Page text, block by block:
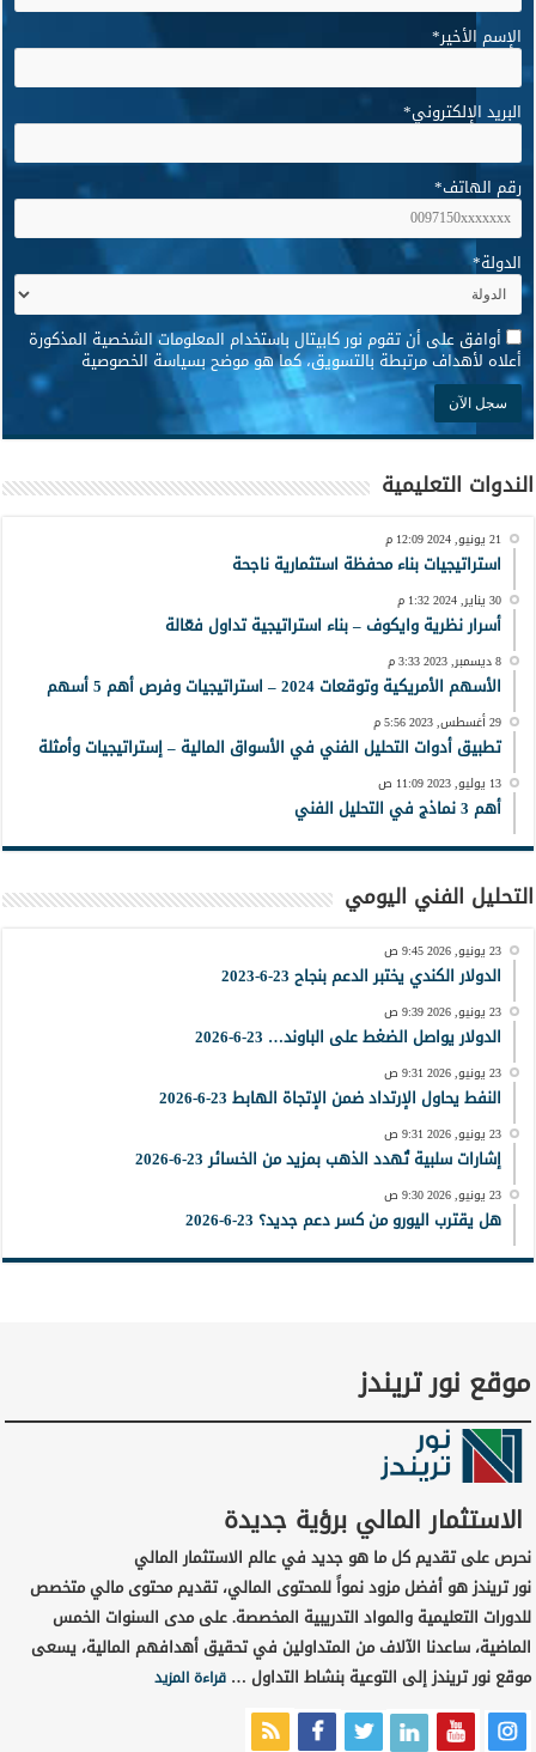
الإسم الأخير*
البريد الإلكتروني*
رقم الهاتف*
الدولة*
* أوافق على أن تقوم نور كابيتال باستخدام المعلومات الشخصية المذكورة
أعلاه لأهداف مرتبطة بالتسويق، كما هو موضح بسياسة الخصوصية
الندوات التعليمية
21 يونيو, 2024 12:09 م
استراتيجيات بناء محفظة استثمارية ناجحة
30 يناير, 2024 1:32 م
أسرار نظرية وايكوف – بناء استراتيجية تداول فعّالة
8 ديسمبر, 2023 3:33 م
الأسهم الأمريكية وتوقعات 2024 – استراتيجيات وفرص أهم 5 أسهم
29 أغسطس, 2023 5:56 م
تطبيق أدوات التحليل الفني في الأسواق المالية – إستراتيجيات وأمثلة
13 يوليو, 2023 11:09 ص
أهم 3 نماذج في التحليل الفني
التحليل الفني اليومي
23 يونيو, 2026 9:45 ص
الدولار الكندي يختبر الدعم بنجاح 23-6-2023
23 يونيو, 2026 9:39 ص
الدولار يواصل الضغط على الباوند… 23-6-2026
23 يونيو, 2026 9:31 ص
النفط يحاول الإرتداد ضمن الإتجاة الهابط 23-6-2026
23 يونيو, 2026 9:31 ص
إشارات سلبية تُهدد الذهب بمزيد من الخسائر 23-6-2026
23 يونيو, 2026 9:30 ص
هل يقترب اليورو من كسر دعم جديد؟ 23-6-2026
موقع نور تريندز
الاستثمار المالي برؤية جديدة
نحرص على تقديم كل ما هو جديد في عالم الاستثمار المالي
نور تريندز هو أفضل مزود نمواً للمحتوى المالي، تقديم محتوى مالي متخصص
للدورات التعليمية والمواد التدريبية المخصصة. على مدى السنوات الخمس
الماضية، ساعدنا الآلاف من المتداولين في تحقيق أهدافهم المالية، يسعى
موقع نور تريندز إلى التوعية بنشاط التداول …قراءة المزيد